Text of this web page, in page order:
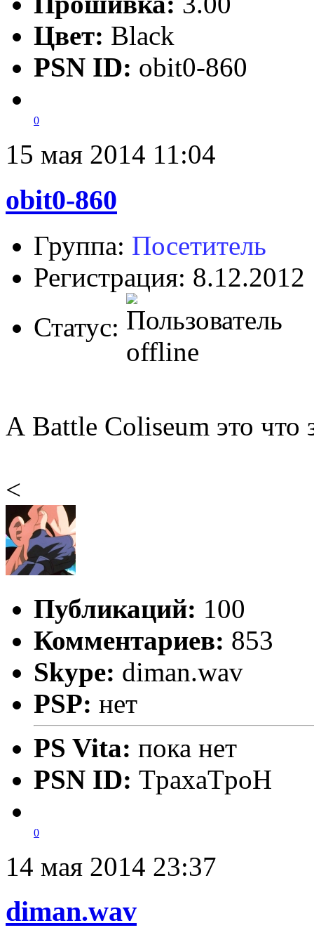
Цвет: Black
PSN ID: obit0-860
0
15 мая 2014 11:04
obit0-860
Группа: Посетитель
Регистрация: 8.12.2012
Статус:
А Battle Coliseum это что
<
Публикаций: 100
Комментариев: 853
Skype: diman.wav
PSP: нет
PS Vita: пока нет
PSN ID: TpaxaTpoH
0
14 мая 2014 23:37
diman.wav